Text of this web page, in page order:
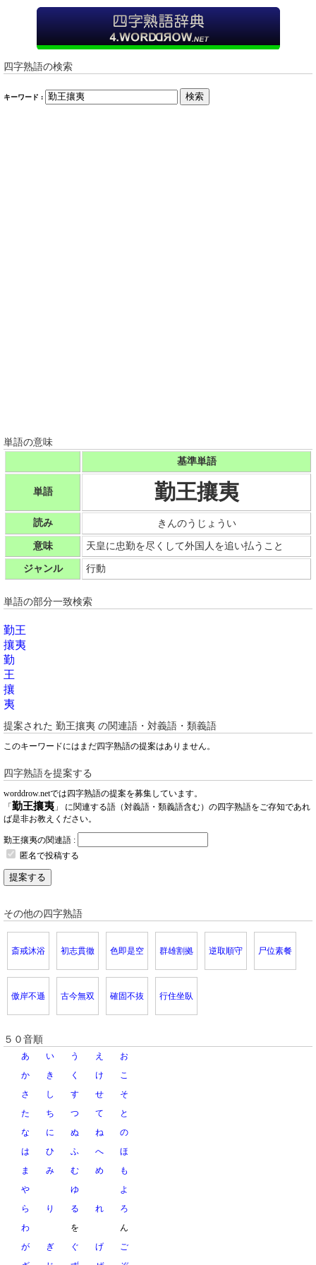
四字熟語の検索
キーワード : 検索
単語の意味
基準単語
単語 勤王攘夷
読み きんのうじょうい
意味 天皇に忠勤を尽くして外国人を追い払うこと
ジャンル 行動
単語の部分一致検索
勤王
攘夷
勤
王
攘
夷
提案された 勤王攘夷 の関連語・対義語・類義語
このキーワードにはまだ四字熟語の提案はありません。
四字熟語を提案する
worddrow.netでは四字熟語の提案を募集しています。
「 勤王攘夷 」 に関連する語（対義語・類義語含む）の四字熟語をご存知であれ
ば是非お教えください。
勤王攘夷の関連語 :
匿名で投稿する
提案する
その他の四字熟語
斎戒沐浴 初志貫徹 色即是空 群雄割拠 逆取順守 尸位素餐
傲岸不遜 古今無双 確固不抜 行住坐臥
５０音順
あ い う え
お
か
き く け
こ
さ
し す せ
そ
た
ち つ て
と
な
に ぬ ね
の
は
ひ ふ へ
ほ
ま
み む め
も
や
ゆ
よ
ら
り る れ
ろ
わ
を
ん
が
ぎ ぐ げ
ご